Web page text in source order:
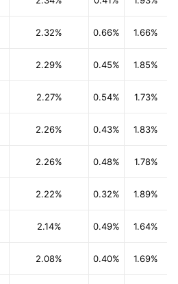
2.32% 0.66% 1.66%
2.29% 0.45% 1.85%
2.27% 0.54% 1.73%
2.26% 0.43% 1.83%
2.26% 0.48% 1.78%
2.22% 0.32% 1.89%
2.14% 0.49% 1.64%
2.08% 0.40% 1.69%